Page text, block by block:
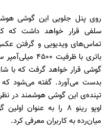
سلفی قرار خواهد داشت که
تماس‌های ویدیویی و گرفتن
باتری با
تپنده‌ی این گوشی هوشمند در
اوپو رینو ۸ را به
میان‌رده به کاربران معرفی کرد.